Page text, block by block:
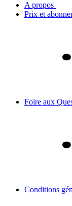
A propos
Prix et
Foire aux
Conditions